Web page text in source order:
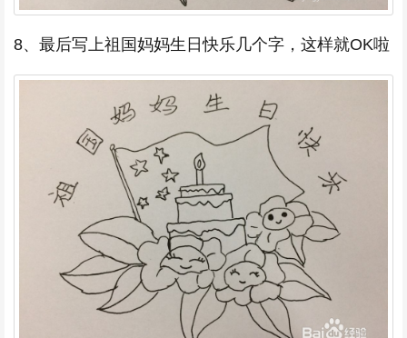
8、最后写上祖国妈妈生日快乐几个字，这样就OK啦